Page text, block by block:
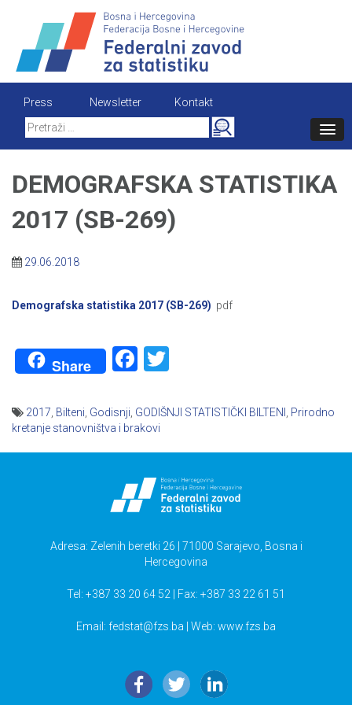
content
Press Newsletter
Kontakt
Search
for:
DEMOGRAFSKA STATISTIKA
2017 (SB-269)
29.06.2018
Demografska statistika 2017 (SB-269) pdf
Share Facebook
2017 Bilteni Godisnji GODIŠNJI STATISTIČKI BILTENI
Prirodno
kretanje stanovništva i brakovi
Adresa: Zelenih beretki 26 | 71000 Sarajevo, Bosna i
Hercegovina
Tel: +387 33 20 64 52 | Fax: +387 33 22 61 51
Email: fedstat@fzs.ba | Web: www.fzs.ba